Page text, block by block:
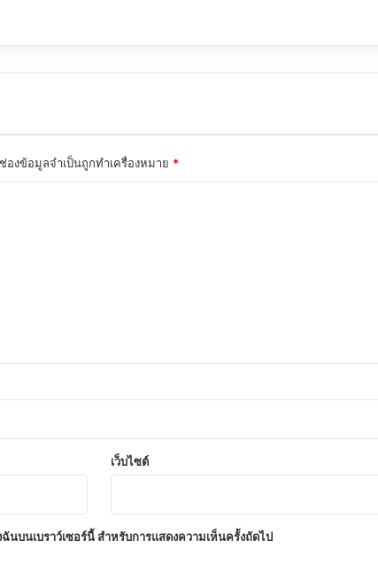
ช่องข้อมูลจำเป็นถูกทำเครื่องหมาย *
เว็บไซต์
นบนเบราว์เซอร์นี้ สำหรับการแสดงความเห็นครั้งถัดไป